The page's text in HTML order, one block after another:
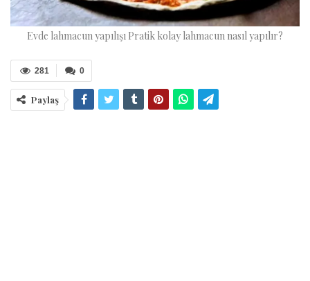
Evde lahmacun yapılışı Pratik kolay lahmacun nasıl yapılır?
0
281
Paylaş